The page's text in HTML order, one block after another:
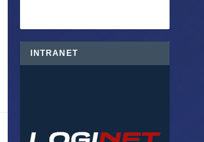
INTRANET